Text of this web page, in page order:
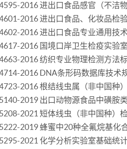
2016 进出口食品感官（不洁
2016 进出口食品、化妆品检
2016 进出口食品专业通用技
2016 国境口岸卫生检疫实验
2016 纺织专业物理检测方法
2016 DNA条形码数据库技术
2016 根结线虫属（非中国种
2019 出口动物源食品中磺胺
2021 短体线虫（非中国种）
2019 蜂蜜中20种全氟烷基化
2021 化学分析实验室基础统